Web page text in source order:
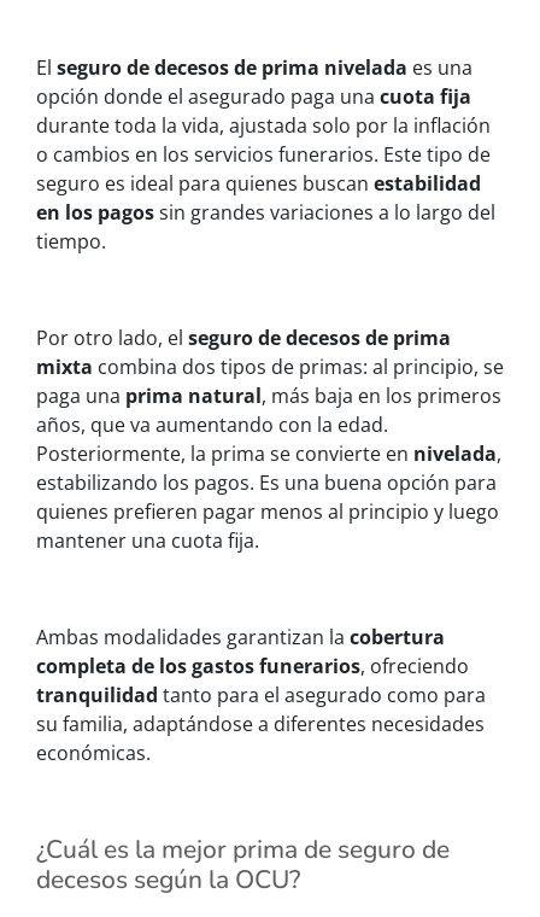
El seguro de decesos de prima nivelada es una
opción donde el asegurado paga una cuota fija
durante toda la vida, ajustada solo por la inflación
o cambios en los servicios funerarios. Este tipo de
seguro es ideal para quienes buscan estabilidad
en los pagossin grandes variaciones a lo largo del
tiempo.
Por otro lado, el seguro de decesos de prima
mixta combina dos tipos de primas: al principio, se
paga una prima natural, más baja en los primeros
años, que va aumentando con la edad.
Posteriormente, la prima se convierte en nivelada,
estabilizando los pagos. Es una buena opción para
quienes prefieren pagar menos al principio y luego
mantener una cuota fija.
Ambas modalidades garantizan la cobertura
completa de los gastos funerarios, ofreciendo
tranquilidad tanto para el asegurado como para
su familia, adaptándose a diferentes necesidades
económicas.
¿Cuál es la mejor prima de seguro de
decesos según la OCU?